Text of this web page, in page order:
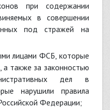
при содержании
в совершении
под стражей на
также за законностью
дел в
нарушили правила
Федерации;